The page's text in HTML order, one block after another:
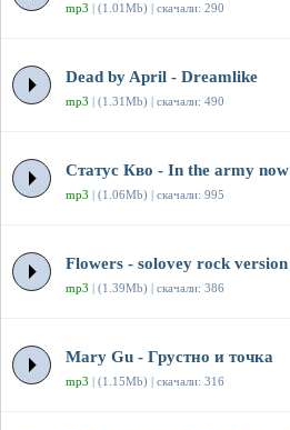
mp3 | (1.01Mb) | скачали: 290
Dead by April - Dreamlike
mp3 | (1.31Mb) | скачали: 490
Статус Кво - In the army now
mp3 | (1.06Mb) | скачали: 995
Flowers - solovey rock version
mp3 | (1.39Mb) | скачали: 386
Mary Gu - Грустно и точка
mp3 | (1.15Mb) | скачали: 316